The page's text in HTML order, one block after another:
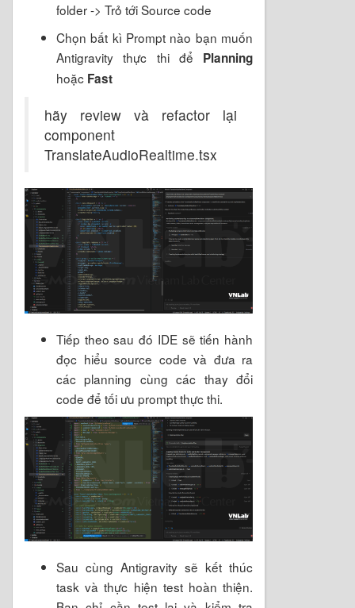
folder -> Trỏ tới Source code
Chọn bất kì Prompt nào bạn muốn
Antigravity thực thi để Planning
hoặc Fast
hãy review và refactor lại
component
TranslateAudioRealtime.tsx
Tiếp theo sau đó IDE sẽ tiến hành
đọc hiểu source code và đưa ra
các planning cùng các thay đổi
code để tối ưu prompt thực thi.
Sau cùng Antigravity sẽ kết thúc
task và thực hiện test hoàn thiện.